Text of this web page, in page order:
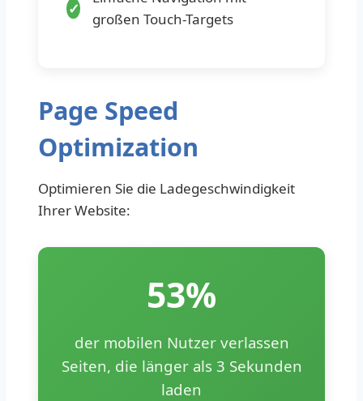
großen Touch-Targets
Page Speed
Optimization
Optimieren Sie die Ladegeschwindigkeit
Ihrer Website:
53%
der mobilen Nutzer verlassen
Seiten, die länger als 3 Sekunden
laden